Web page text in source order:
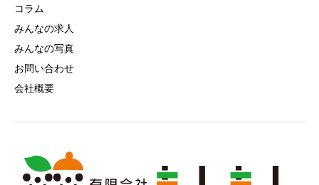
コラム
みんなの求人
みんなの写真
お問い合わせ
会社概要